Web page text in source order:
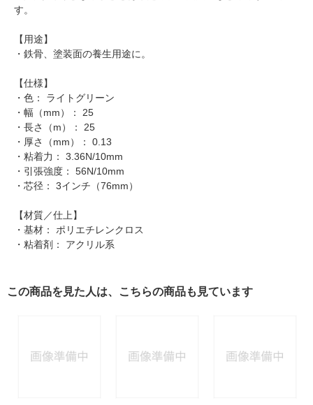
す。
【用途】
・鉄骨、塗装面の養生用途に。
【仕様】
・色： ライトグリーン
・幅（mm）： 25
・長さ（m）： 25
・厚さ（mm）： 0.13
・粘着力： 3.36N/10mm
・引張強度： 56N/10mm
・芯径： 3インチ（76mm）
【材質／仕上】
・基材： ポリエチレンクロス
・粘着剤： アクリル系
この商品を見た人は、こちらの商品も見ています